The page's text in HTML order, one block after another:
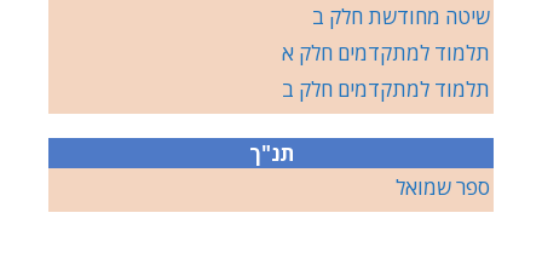
שיטה מחודשת חלק ב
תלמוד למתקדמים חלק א
תלמוד למתקדמים חלק ב
תנ"ך
ספר שמואל